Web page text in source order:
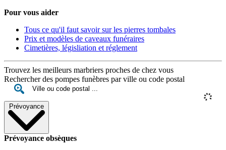
Pour vous aider
Tous ce qu'il faut savoir sur les pierres tombales
Prix et modèles de caveaux funéraires
Cimetières, législiation et réglement
Trouvez les meilleurs marbriers proches de chez vous
Rechercher des pompes funèbres par ville ou code postal
Prévoyance
Prévoyance obsèques